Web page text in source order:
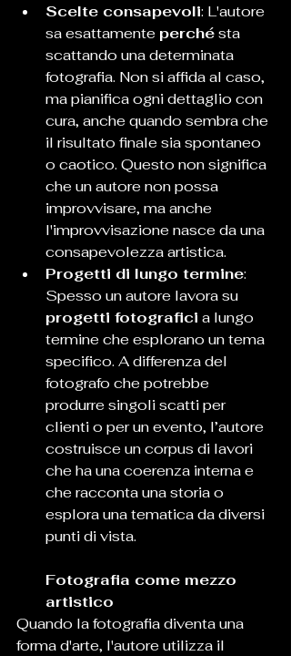
Scelte consapevoli: L'autore
sa esattamente perché sta
scattando una determinata
fotografia. Non si affida al caso,
ma pianifica ogni dettaglio con
cura, anche quando sembra che
il risultato finale sia spontaneo
o caotico. Questo non significa
che un autore non possa
improvvisare, ma anche
l'improvvisazione nasce da una
consapevolezza artistica.
Progetti di lungo termine:
Spesso un autore lavora su
progetti fotografici a lungo
termine che esplorano un tema
specifico. A differenza del
fotografo che potrebbe
produrre singoli scatti per
clienti o per un evento, l’autore
costruisce un corpus di lavori
che ha una coerenza interna e
che racconta una storia o
esplora una tematica da diversi
punti di vista.
Fotografia come mezzo
artistico
Quando la fotografia diventa una
forma d'arte, l'autore utilizza il